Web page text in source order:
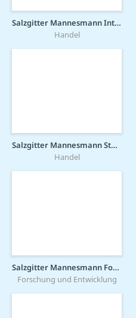
Salzgitter Mannesmann International GmbH
Handel
Salzgitter Mannesmann Stahlhandel GmbH
Handel
Salzgitter Mannesmann Forschung GmbH
Forschung und Entwicklung